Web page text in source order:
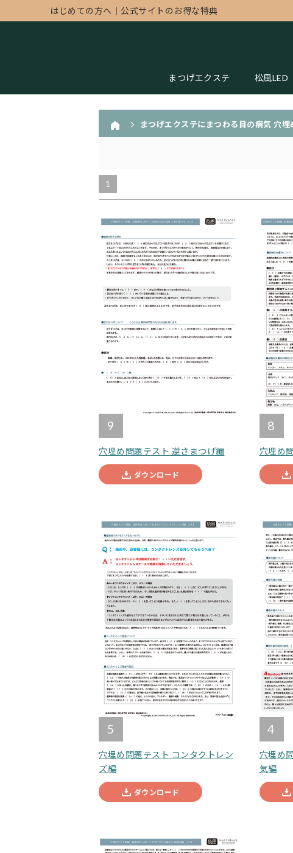
はじめての方へ 公式サイトのお得な特典
まつげエクステ 松風LED
まつげエクステにまつわる目の病気 穴埋
1
9
穴埋め問題テスト 逆さまつげ編
ダウンロード
8
穴埋め
5
穴埋め問題テスト コンタクトレン
ズ編
ダウンロード
4
穴埋め
気編